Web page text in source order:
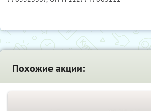
Похожие акции: